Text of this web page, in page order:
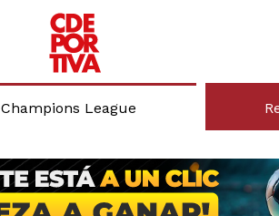
Champions League